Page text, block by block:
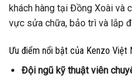
khách hàng tại Đồng Xoài và
vực sửa chữa, bảo trì và lắp
Ưu điểm nổi bật của Kenzo Việt
Đội ngũ kỹ thuật viên